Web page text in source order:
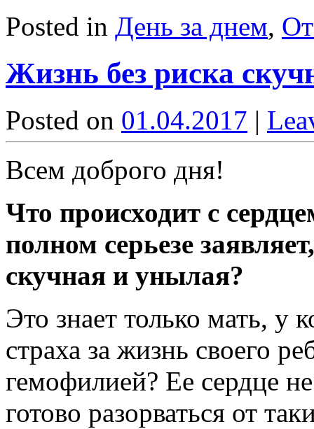
Posted in День за днем,
Жизнь без риска
Posted on 01.04.2017 |
Всем доброго дня!
Что происходит с
полном серьезе
скучная и унылая?
Это знает только мать, у
страха за жизнь своего
гемофилией? Ее сердце
готово разорваться от